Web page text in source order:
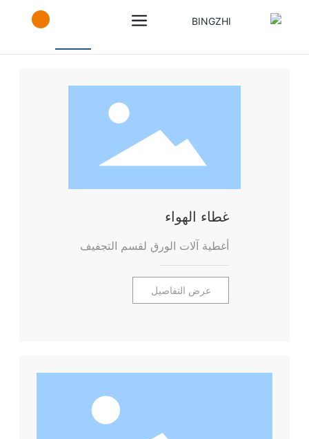
غطاء الهواء
أغطية آلات الورق لقسم التجفيف
عرض التفاصيل